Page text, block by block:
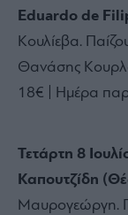
Eduardo de
Κουλίεβα.
Θανάσης
18€ | Ημέρα
Τετάρτη 8
Καπουτζίδη
Μαυρογεώργη.